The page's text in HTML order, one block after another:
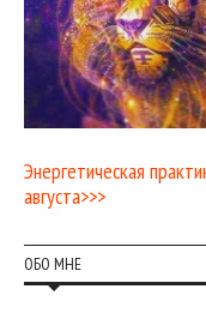
Энергетическая
августа>>>
ОБО МНЕ